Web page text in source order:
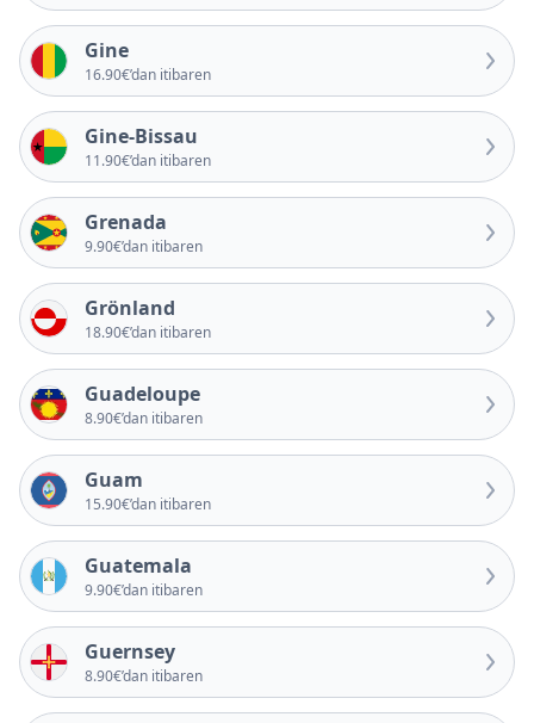
Gine
16.90€’dan itibaren
Gine-Bissau
11.90€’dan itibaren
Grenada
9.90€’dan itibaren
Grönland
18.90€’dan itibaren
Guadeloupe
8.90€’dan itibaren
Guam
15.90€’dan itibaren
Guatemala
9.90€’dan itibaren
Guernsey
8.90€’dan itibaren